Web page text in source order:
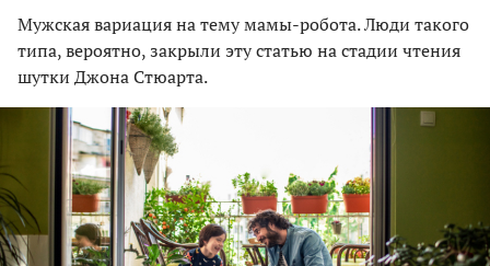
Мужская вариация на тему мамы-робота. Люди такого
типа, вероятно, закрыли эту статью на стадии чтения
шутки Джона Стюарта.